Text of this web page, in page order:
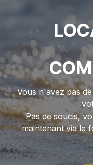
Vous n'avez pas
Pas de soucis,
maintenant via le